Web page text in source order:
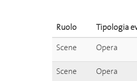
Ruolo Tipologia
Scene
Opera
Scene Opera